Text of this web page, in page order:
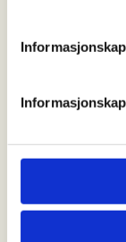
Tysnes JFL
07.-08.
90927999 -
Mer